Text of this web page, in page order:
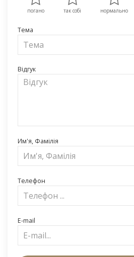
погано так собі нормально
Тема
Відгук
Им'я, Фамілія
Телефон
E-mail